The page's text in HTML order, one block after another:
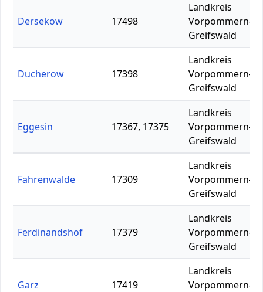
Dersekow 17498
Landkreis
Vorpommern-
Greifswald
Ducherow 17398
Landkreis
Vorpommern-
Greifswald
Eggesin 17367, 17375
Landkreis
Vorpommern-
Greifswald
Fahrenwalde 17309
Landkreis
Vorpommern-
Greifswald
Ferdinandshof 17379
Landkreis
Vorpommern-
Greifswald
Garz 17419
Landkreis
Vorpommern-